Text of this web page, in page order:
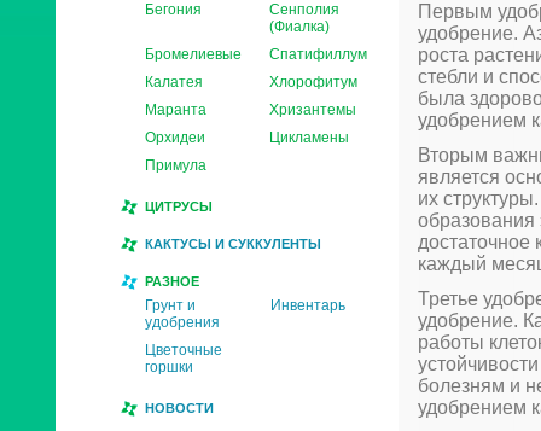
Бегония
Сенполия
(Фиалка)
Бромелиевые
Спатифиллум
Калатея
Хлорофитум
Маранта
Хризантемы
Орхидеи
Цикламены
Примула
ЦИТРУСЫ
КАКТУСЫ И СУККУЛЕНТЫ
РАЗНОЕ
Грунт и
удобрения
Инвентарь
Цветочные
горшки
НОВОСТИ
Первым
удобрение.
роста
стебли и
была
удобрением
Вторым
является
их
образования
каждый
Третье
удобрение.
работы
болезням и
удобрением